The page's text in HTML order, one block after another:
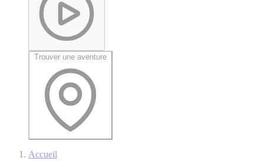
Trouver une aventure
Accueil